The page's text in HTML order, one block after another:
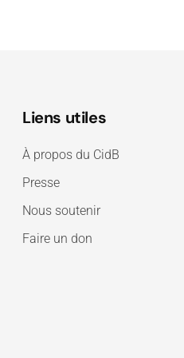
Liens utiles
À propos du CidB
Presse
Nous soutenir
Faire un don